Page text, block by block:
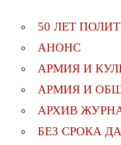
50 ЛЕТ
АНОНС
АРМИЯ И
АРМИЯ И
АРХИВ
БЕЗ СРОКА